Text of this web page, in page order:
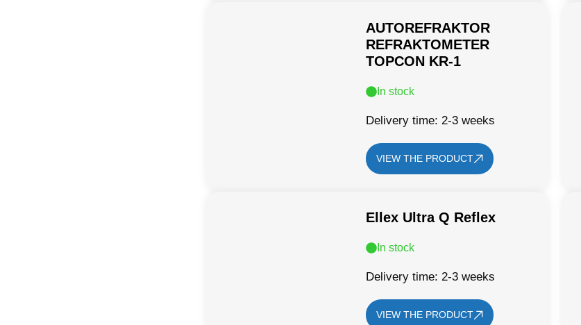
AUTOREFRAKTOR
REFRAKTOMETER
TOPCON KR-1
In stock
Delivery time: 2-3 weeks
VIEW THE PRODUCT
Ellex Ultra Q Reflex
In stock
Delivery time: 2-3 weeks
VIEW THE PRODUCT